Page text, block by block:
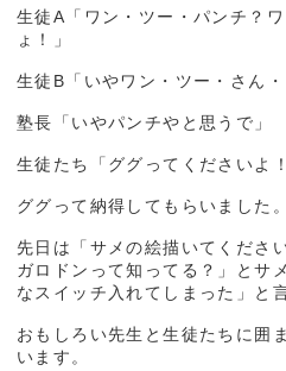
生徒A「ワン・ツー・パンチ？
ょ！」
生徒B「いやワン・ツー・さん
塾長「いやパンチやと思うで」
生徒たち「ググってくださいよ！
ググって納得してもらいました。
先日は「サメの絵描いてくださ
ガロドンって知ってる？」とサ
なスイッチ入れてしまった」と
おもしろい先生と生徒たちに囲
います。